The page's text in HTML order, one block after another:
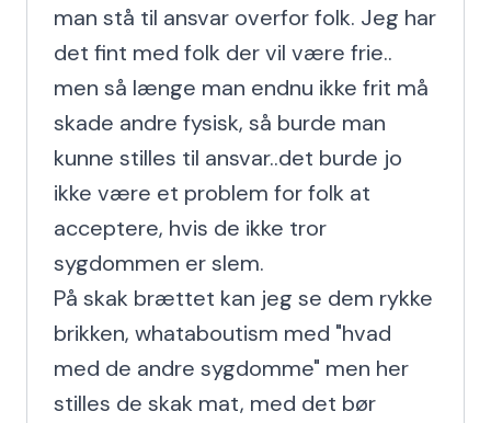
man stå til ansvar overfor folk. Jeg har
det fint med folk der vil være frie..
men så længe man endnu ikke frit må
skade andre fysisk, så burde man
kunne stilles til ansvar..det burde jo
ikke være et problem for folk at
acceptere, hvis de ikke tror
sygdommen er slem.
På skak brættet kan jeg se dem rykke
brikken, whataboutism med "hvad
med de andre sygdomme" men her
stilles de skak mat, med det bør